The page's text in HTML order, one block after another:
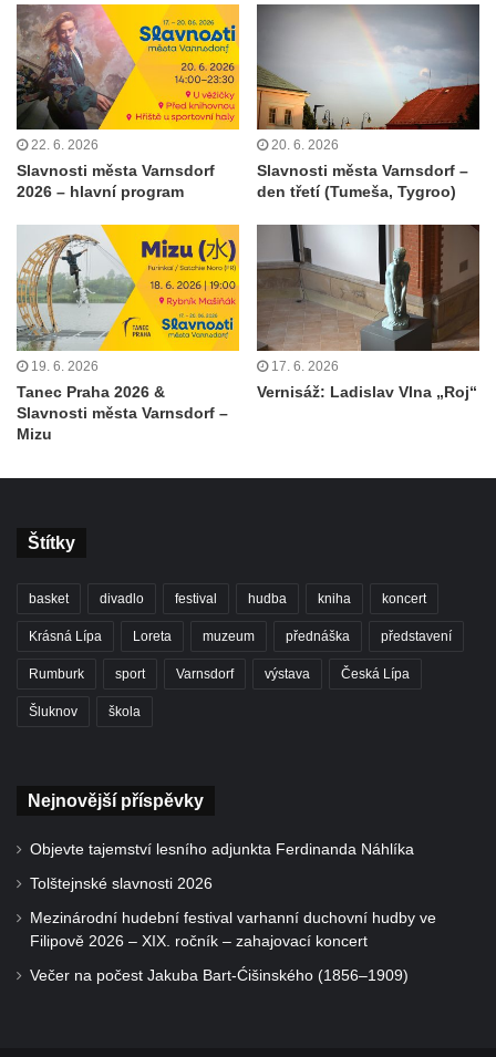
22. 6. 2026
Slavnosti města Varnsdorf
2026 – hlavní program
20. 6. 2026
Slavnosti města Varnsdorf –
den třetí (Tumeša, Tygroo)
19. 6. 2026
Tanec Praha 2026 &
Slavnosti města Varnsdorf –
Mizu
17. 6. 2026
Vernisáž: Ladislav Vlna „Roj“
Štítky
basket divadlo festival hudba kniha koncert
Krásná Lípa Loreta muzeum přednáška představení
Rumburk sport Varnsdorf výstava Česká Lípa
Šluknov škola
Nejnovější příspěvky
Objevte tajemství lesního adjunkta Ferdinanda Náhlíka
Tolštejnské slavnosti 2026
Mezinárodní hudební festival varhanní duchovní hudby ve
Filipově 2026 – XIX. ročník – zahajovací koncert
Večer na počest Jakuba Bart-Ćišinského (1856–1909)